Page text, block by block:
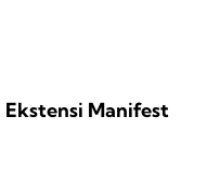
Manifest